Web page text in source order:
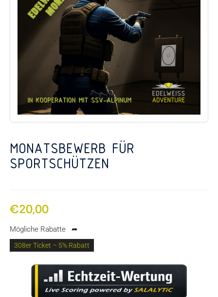
GUTSCHEINE
MONATSBEWERB FÜR
SPORTSCHÜTZEN
€20,00
Mögliche Rabatte ➦
308er Ticket – 5% Rabatt